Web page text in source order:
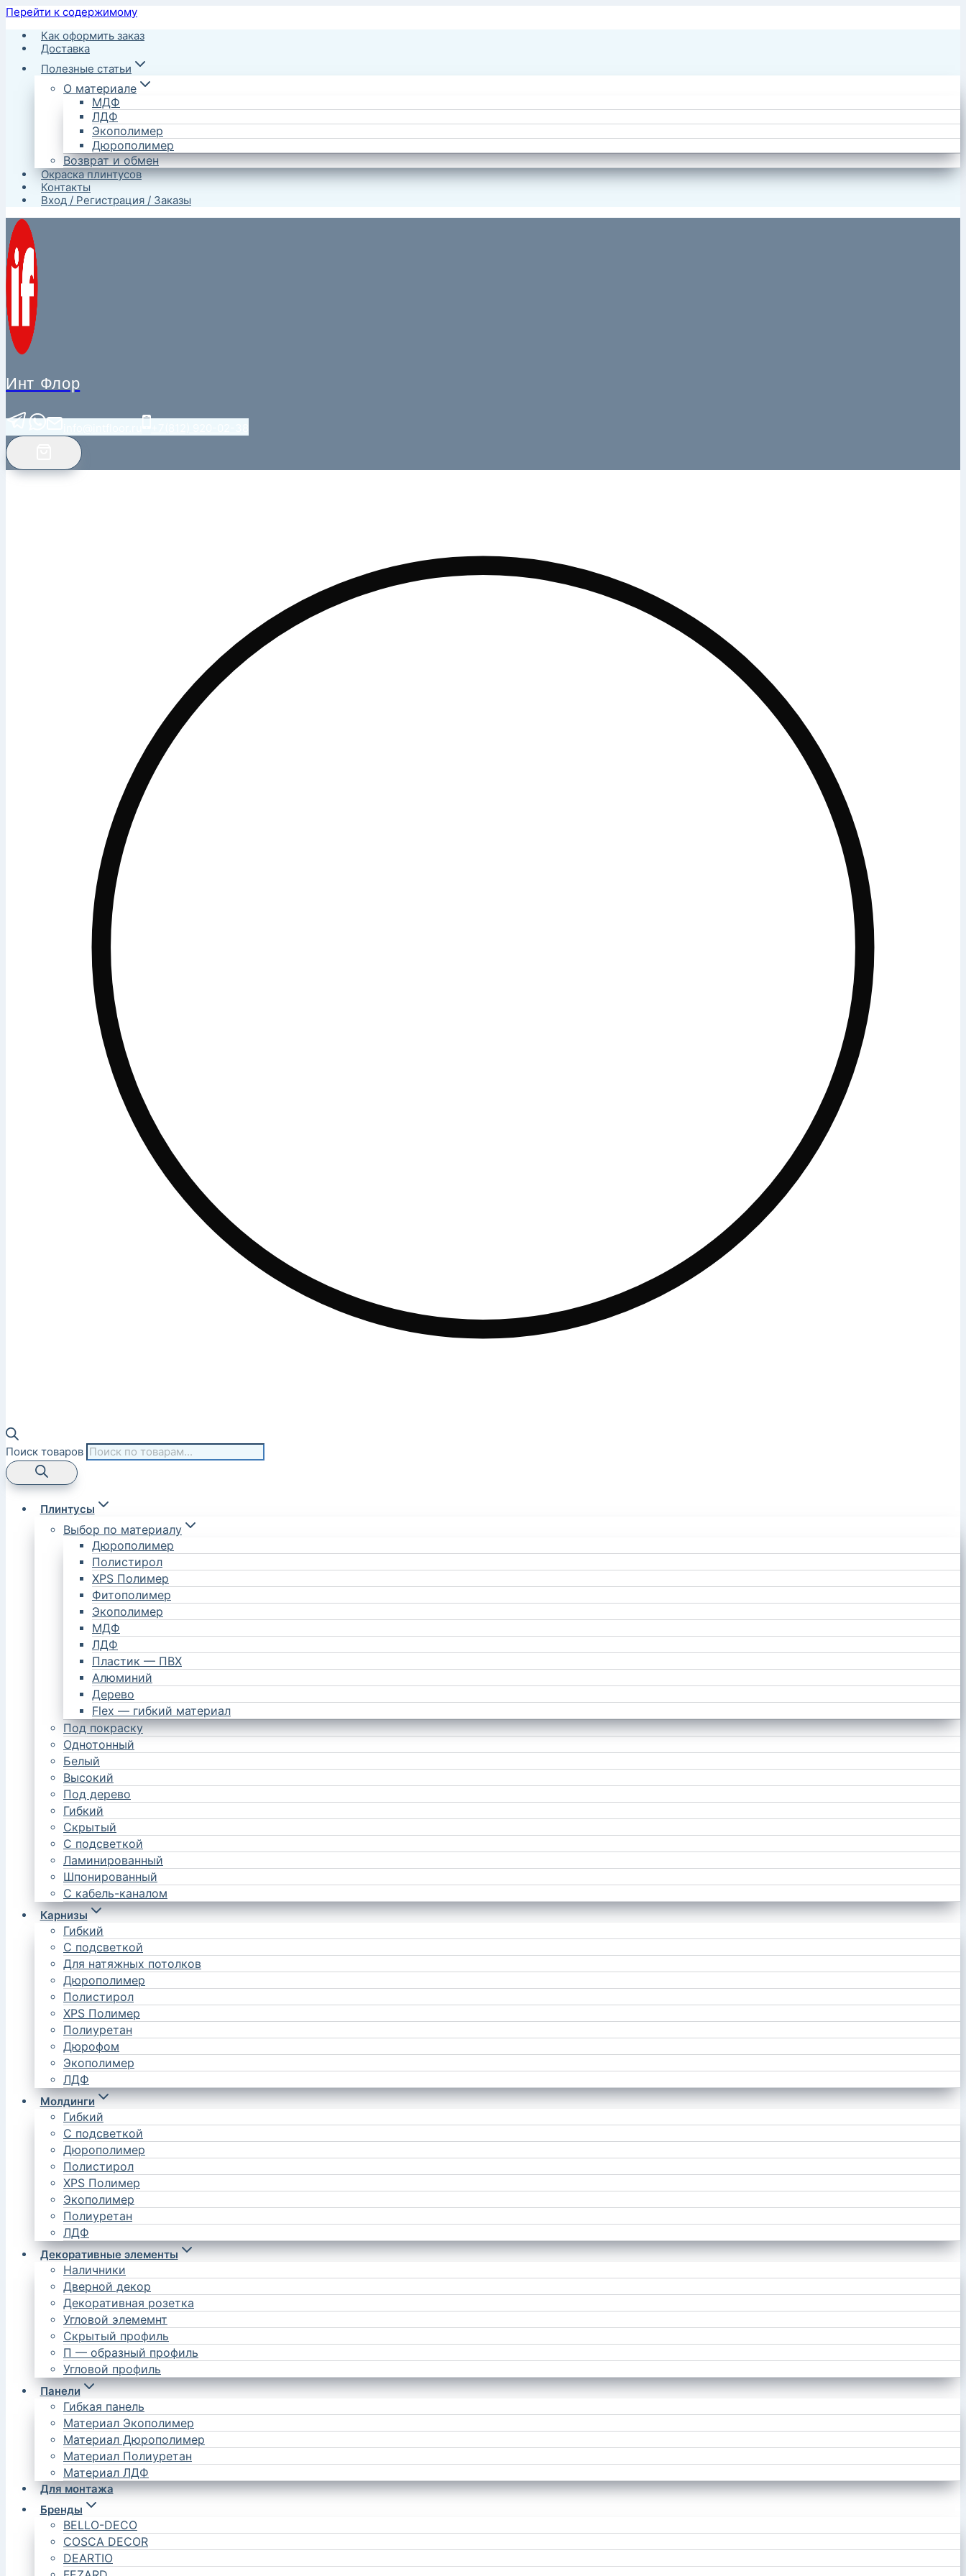
Перейти к содержимому
Как оформить заказ
Доставка
Полезные статьи
О материале
МДФ
ЛДФ
Экополимер
Дюрополимер
Возврат и обмен
Окраска плинтусов
Контакты
Вход / Регистрация / Заказы
Инт Флор
Поиск товаров
Плинтусы
Выбор по материалу
Дюрополимер
Полистирол
XPS Полимер
Фитополимер
Экополимер
МДФ
ЛДФ
Пластик — ПВХ
Алюминий
Дерево
Flex — гибкий материал
Под покраску
Однотонный
Белый
Высокий
Под дерево
Гибкий
Скрытый
С подсветкой
Ламинированный
Шпонированный
С кабель-каналом
Карнизы
Гибкий
С подсветкой
Для натяжных потолков
Дюрополимер
Полистирол
XPS Полимер
Полиуретан
Дюрофом
Экополимер
ЛДФ
Молдинги
Гибкий
С подсветкой
Дюрополимер
Полистирол
XPS Полимер
Экополимер
Полиуретан
ЛДФ
Декоративные элементы
Наличники
Дверной декор
Декоративная розетка
Угловой элемемнт
Скрытый профиль
П — образный профиль
Угловой профиль
Панели
Гибкая панель
Материал Экополимер
Материал Дюрополимер
Материал Полиуретан
Материал ЛДФ
Для монтажа
Бренды
BELLO-DECO
COSCA DECOR
DEARTIO